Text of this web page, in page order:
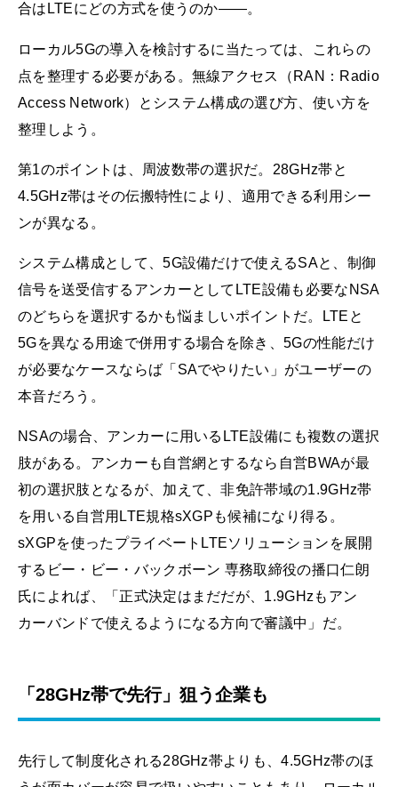
合はLTEにどの方式を使うのか――。
ローカル5Gの導入を検討するに当たっては、これらの
点を整理する必要がある。無線アクセス（RAN：Radio
Access Network）とシステム構成の選び方、使い方を
整理しよう。
第1のポイントは、周波数帯の選択だ。28GHz帯と
4.5GHz帯はその伝搬特性により、適用できる利用シー
ンが異なる。
システム構成として、5G設備だけで使えるSAと、制御
信号を送受信するアンカーとしてLTE設備も必要なNSA
のどちらを選択するかも悩ましいポイントだ。LTEと
5Gを異なる用途で併用する場合を除き、5Gの性能だけ
が必要なケースならば「SAでやりたい」がユーザーの
本音だろう。
NSAの場合、アンカーに用いるLTE設備にも複数の選択
肢がある。アンカーも自営網とするなら自営BWAが最
初の選択肢となるが、加えて、非免許帯域の1.9GHz帯
を用いる自営用LTE規格sXGPも候補になり得る。
sXGPを使ったプライベートLTEソリューションを展開
するビー・ビー・バックボーン 専務取締役の播口仁朗
氏によれば、「正式決定はまだだが、1.9GHzもアン
カーバンドで使えるようになる方向で審議中」だ。
「28GHz帯で先行」狙う企業も
先行して制度化される28GHz帯よりも、4.5GHz帯のほ